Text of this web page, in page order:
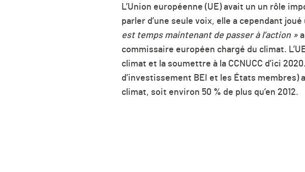
L’Union européenne (UE) avait un un rôle
parler d’une seule voix, elle a cependant
est temps maintenant de passer à l’action »
commissaire européen chargé du climat.
climat et la soumettre à la CCNUCC d’ici
d’investissement BEI et les États membres)
climat, soit environ 50 % de plus qu’en 2012.